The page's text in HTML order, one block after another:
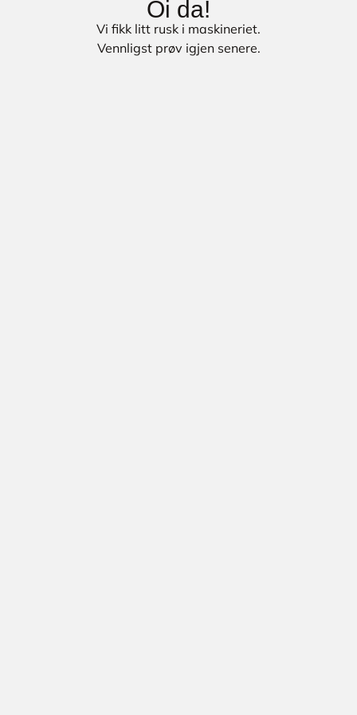
Oi da!
Vi fikk litt rusk i maskineriet.
Vennligst prøv igjen senere.